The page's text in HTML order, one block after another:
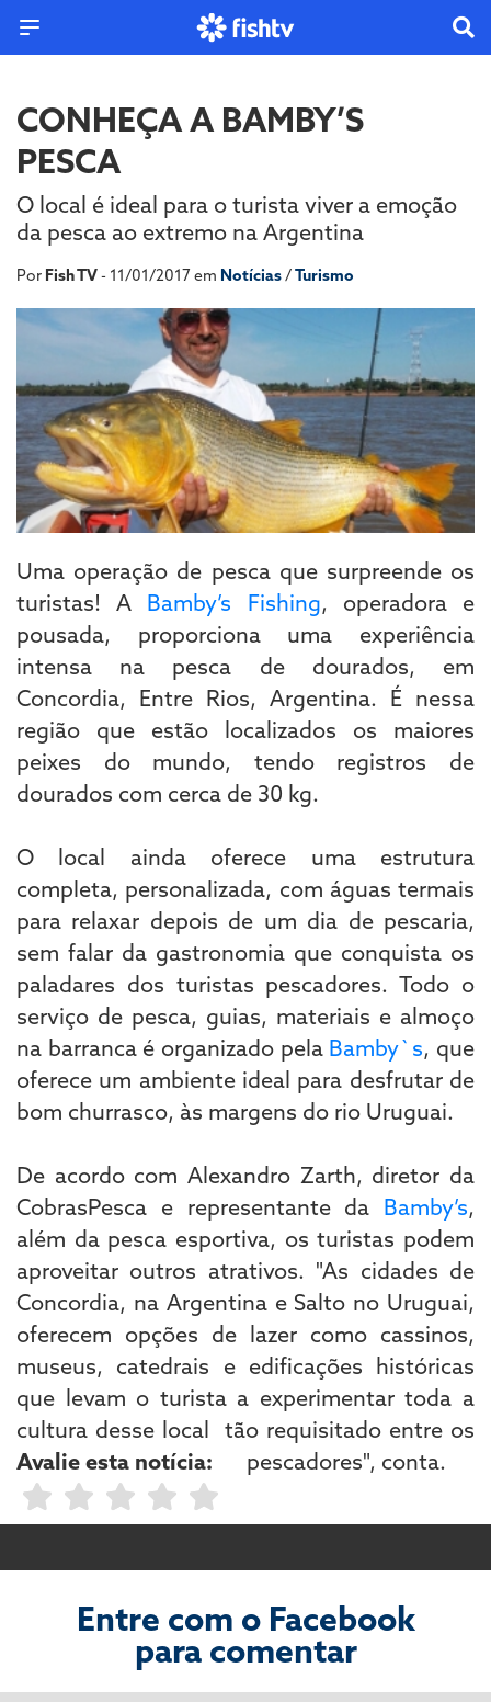
CONHEÇA A BAMBY’S
PESCA
O local é ideal para o turista viver a emoção
da pesca ao extremo na Argentina
Por Fish TV- 11/01/2017 em Notícias/Turismo
Uma operação de pesca que surpreende os
turistas! A Bamby’s Fishing, operadora e
pousada, proporciona uma experiência
intensa na pesca de dourados, em
Concordia, Entre Rios, Argentina. É nessa
região que estão localizados os maiores
peixes do mundo, tendo registros de
dourados com cerca de 30 kg.
O local ainda oferece uma estrutura
completa, personalizada, com águas termais
para relaxar depois de um dia de pescaria,
sem falar da gastronomia que conquista os
paladares dos turistas pescadores. Todo o
serviço de pesca, guias, materiais e almoço
na barranca é organizado pela Bamby`s, que
oferece um ambiente ideal para desfrutar de
bom churrasco, às margens do rio Uruguai.
De acordo com Alexandro Zarth, diretor da
CobrasPesca e representante da Bamby’s,
além da pesca esportiva, os turistas podem
aproveitar outros atrativos. "As cidades de
Concordia, na Argentina e Salto no Uruguai,
oferecem opções de lazer como cassinos,
museus, catedrais e edificações históricas
que levam o turista a experimentar toda a
cultura desse local tão requisitado entre os
pescadores", conta.
Avalie esta notícia:
Entre com o Facebook
para comentar